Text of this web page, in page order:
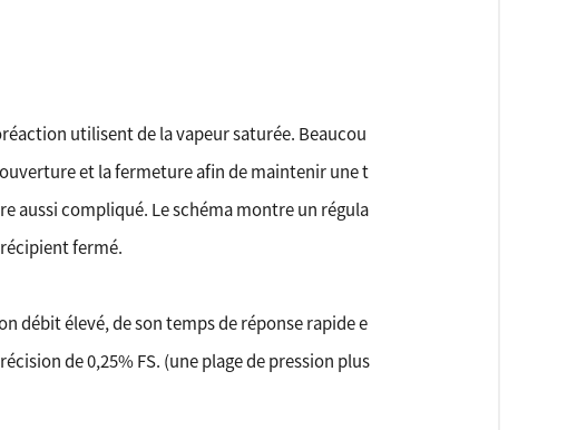
utilisent de la vapeur saturée. Beaucou
et la fermeture afin de maintenir une t
aussi compliqué. Le schéma montre un régula
fermé.
débit élevé, de son temps de réponse rapide e
de 0,25% FS. (une plage de pression plus